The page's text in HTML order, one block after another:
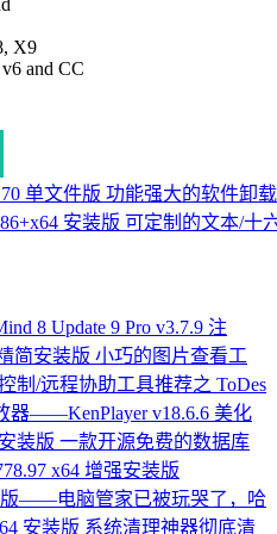
X9
and CC
单文件版 功能强大的软件卸
安装版 可定制的文本/十
8 Update 9 Pro v3.7.9 注
简安装版 小巧的图片查看工
制/远程协助工具推荐之 ToDes
器——KenPlayer v18.6.6 美化
装版 一款开源免费的数据库
x64 增强安装版
版——电脑管家已被玩哭了，哈
安装版 系统清理神器彻底清